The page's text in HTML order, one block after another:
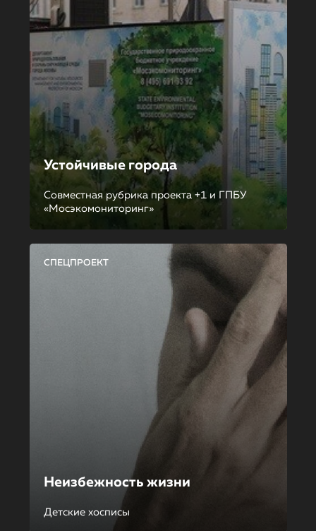
Устойчивые города
Совместная рубрика проекта +1 и ГПБУ
«Мосэкомониторинг»
СПЕЦПРОЕКТ
Неизбежность жизни
Детские хосписы